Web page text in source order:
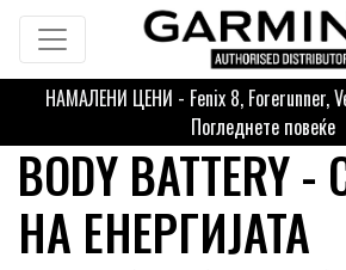
НАМАЛЕНИ ЦЕНИ - Fenix 8, Forerunner,
Погледнете повеќе
BODY BATTERY
НА ЕНЕРГИЈАТА